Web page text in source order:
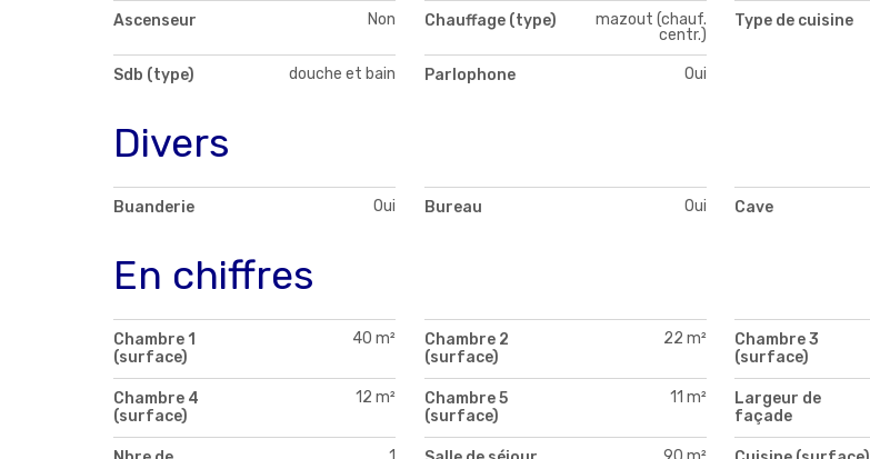
Ascenseur Non Chauffage (type)
mazout (chauf.
centr.)
Type de cuisine
Sdb (type) douche et bain Parlophone Oui
Divers
Buanderie Oui Bureau Oui Cave
En chiffres
Chambre 1
(surface)
40 m²
Chambre 2
(surface)
22 m²
Chambre 3
(surface)
Chambre 4
(surface)
12 m²
Chambre 5
(surface)
11 m²
Largeur de
façade